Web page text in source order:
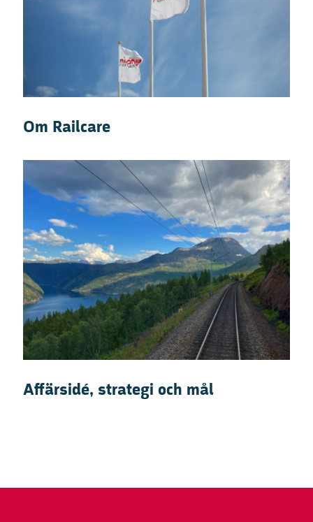
Om Railcare
Affärsidé, strategi och mål